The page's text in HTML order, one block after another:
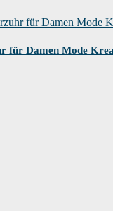
für Damen Mode